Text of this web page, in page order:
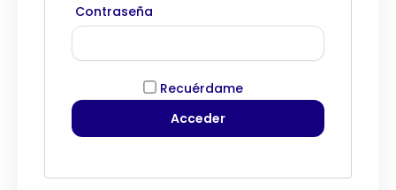
Contraseña
Recuérdame